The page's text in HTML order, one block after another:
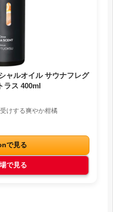
ャルオイル サウナフレグ
ラス 400ml
けする爽やか柑橘
で見る
で見る